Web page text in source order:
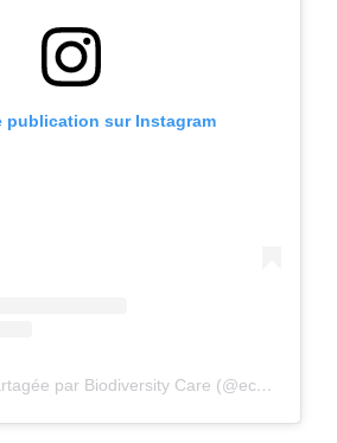
publication sur Instagram
Une publication partagée par Biodiversity Care (@eco.volontaire)